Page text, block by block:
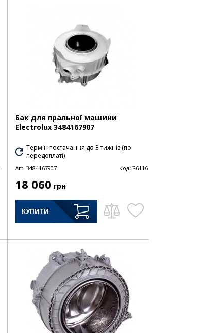
Бак для пральної машини
Electrolux 3484167907
Термін постачання до 3 тижнів (по
передоплаті)
Art: 3484167907 Код: 26116
18 060 грн
КУПИТИ